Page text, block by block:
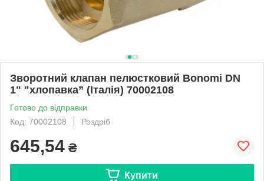
Зворотний клапан пелюстковий Bonomi DN
1" "хлопавка” (Італія) 70002108
Готово до відправки
Код: 70002108
Роздріб
645,54 ₴
Купити